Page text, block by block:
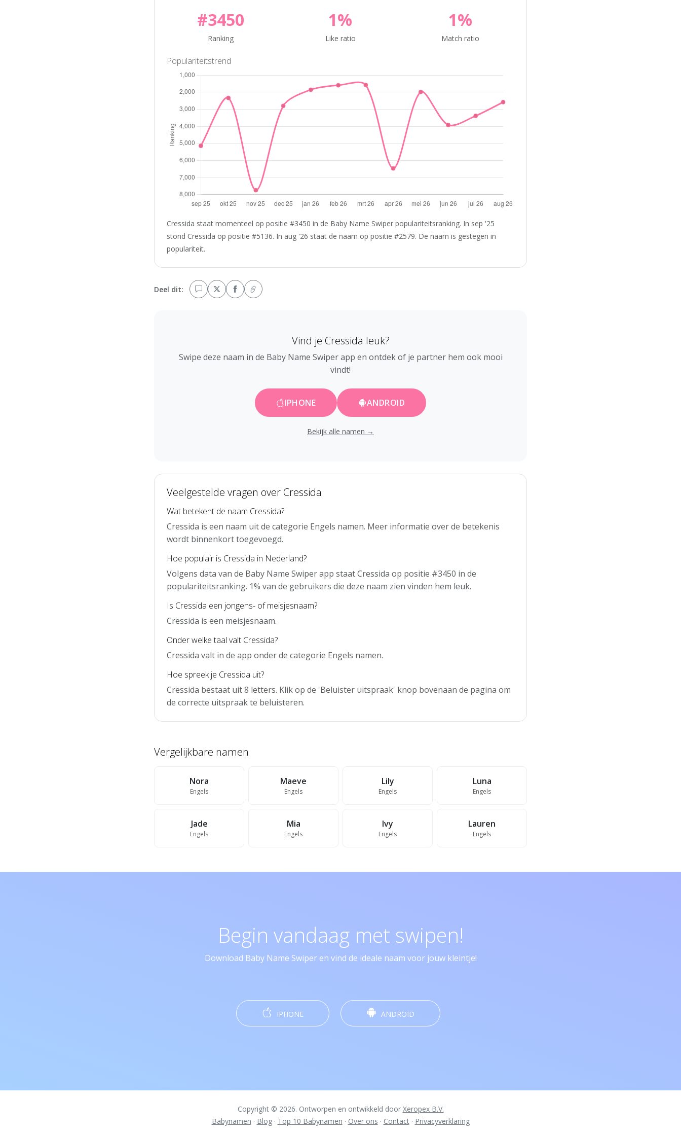
#3450
Ranking
1%
Like ratio
1%
Match ratio
Populariteitstrend
Cressida staat momenteel op positie #3450 in de Baby Name Swiper populariteitsranking. In sep '25
stond Cressida op positie #5136. In aug '26 staat de naam op positie #2579. De naam is gestegen in
populariteit.
Deel dit:
Vind je Cressida leuk?
Swipe deze naam in de Baby Name Swiper app en ontdek of je partner hem ook mooi
vindt!
IPHONE ANDROID
Bekijk alle namen →
Veelgestelde vragen over Cressida
Wat betekent de naam Cressida?
Cressida is een naam uit de categorie Engels namen. Meer informatie over de betekenis
wordt binnenkort toegevoegd.
Hoe populair is Cressida in Nederland?
Volgens data van de Baby Name Swiper app staat Cressida op positie #3450 in de
populariteitsranking. 1% van de gebruikers die deze naam zien vinden hem leuk.
Is Cressida een jongens- of meisjesnaam?
Cressida is een meisjesnaam.
Onder welke taal valt Cressida?
Cressida valt in de app onder de categorie Engels namen.
Hoe spreek je Cressida uit?
Cressida bestaat uit 8 letters. Klik op de 'Beluister uitspraak' knop bovenaan de pagina om
de correcte uitspraak te beluisteren.
Vergelijkbare namen
Nora
Engels
Maeve
Engels
Lily
Engels
Luna
Engels
Jade
Engels
Mia
Engels
Ivy
Engels
Lauren
Engels
Begin vandaag met swipen!
Download Baby Name Swiper en vind de ideale naam voor jouw kleintje!
IPHONE ANDROID
Copyright © 2026. Ontworpen en ontwikkeld door Xeropex B.V.
Babynamen · Blog· Top 10 Babynamen · Over ons · Contact· Privacyverklaring